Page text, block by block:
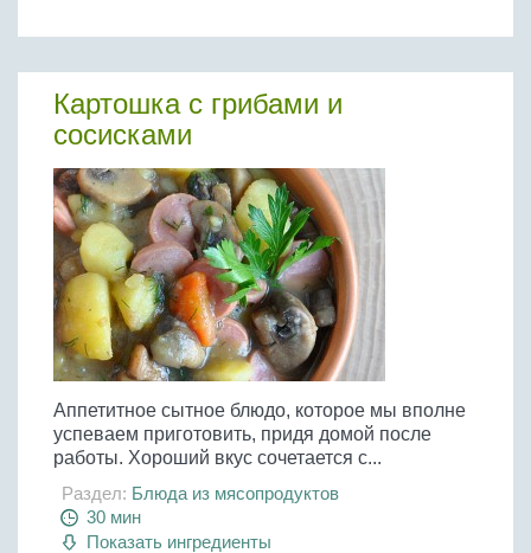
Картошка с грибами и
сосисками
Аппетитное сытное блюдо, которое мы вполне
успеваем приготовить, придя домой после
работы. Хороший вкус сочетается с...
Раздел: Блюда из мясопродуктов
30 мин
Показать ингредиенты